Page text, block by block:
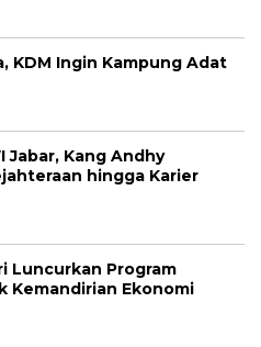
KDM Ingin Kampung Adat
Jabar, Kang Andhy
hingga Karier
Luncurkan Program
Kemandirian Ekonomi